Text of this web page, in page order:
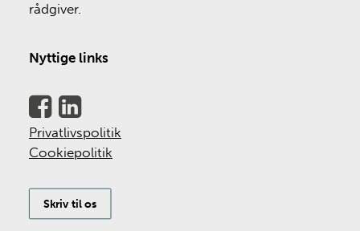
rådgiver.
Nyttige links
Privatlivspolitik
Cookiepolitik
Skriv til os